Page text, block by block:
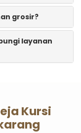
grosir?
layanan
Kursi